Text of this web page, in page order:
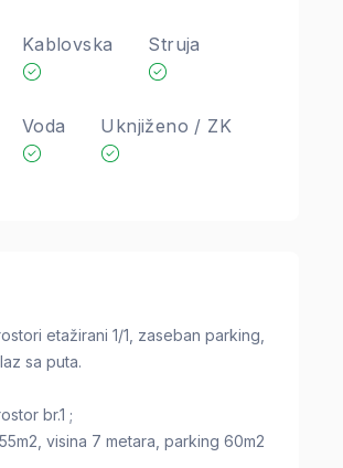
Kablovska Struja
Voda Uknjiženo / ZK
etažirani 1/1, zaseban parking,
sa puta.
br.1 ;
visina 7 metara, parking 60m2